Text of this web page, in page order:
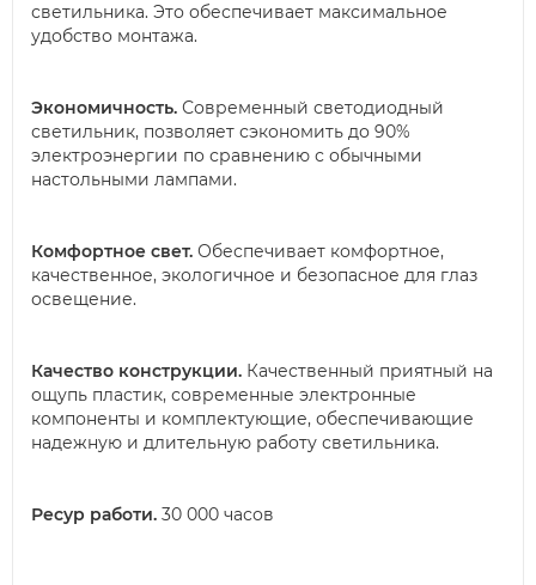
светильника. Это обеспечивает максимальное
удобство монтажа.
Экономичность. Современный светодиодный
светильник, позволяет сэкономить до 90%
электроэнергии по сравнению с обычными
настольными лампами.
Комфортное свет. Обеспечивает комфортное,
качественное, экологичное и безопасное для глаз
освещение.
Качество конструкции. Качественный приятный на
ощупь пластик, современные электронные
компоненты и комплектующие, обеспечивающие
надежную и длительную работу светильника.
Ресур работи. 30 000 часов